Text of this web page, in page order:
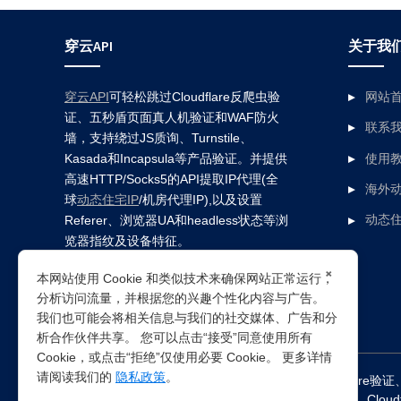
穿云API
穿云API可轻松跳过Cloudflare反爬虫验
证、五秒盾页面真人机验证和WAF防火
墙，支持绕过JS质询、Turnstile、
Kasada和Incapsula等产品验证。并提供
高速HTTP/Socks5的API提取IP代理(全
球动态住宅IP/机房代理IP),以及设置
Referer、浏览器UA和headless状态等浏
览器指纹及设备特征。
关于我
网站
联系
使用
海外
动态
突破所有反Anti-bot机器人检查，轻松 绕过cloudflare验证
×
本网站使用 Cookie 和类似技术来确保网站正常运行，
分析访问流量，并根据您的兴趣个性化内容与广告。
我们也可能会将相关信息与我们的社交媒体、广告和分
析合作伙伴共享。 您可以点击“接受”同意使用所有
Cookie，或点击“拒绝”仅使用必要 Cookie。 更多详情
请阅读我们的 隐私政策。